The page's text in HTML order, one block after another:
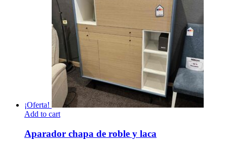
¡Oferta!
Add to cart
Aparador chapa de roble y laca